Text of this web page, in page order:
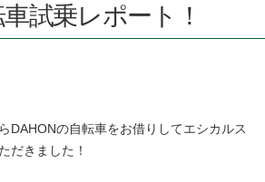
試乗レポート！
DAHONの自転車をお借りしてエシカルス
だきました！